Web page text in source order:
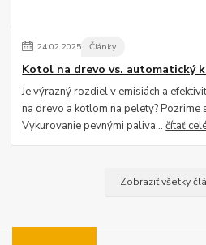
24.02.2025 Články
Kotol na drevo vs. automatický
Je výrazný rozdiel v emisiách a
na drevo a kotlom na pelety? Pozrime
Vykurovanie pevnými paliva...čítať
Zobraziť všetky